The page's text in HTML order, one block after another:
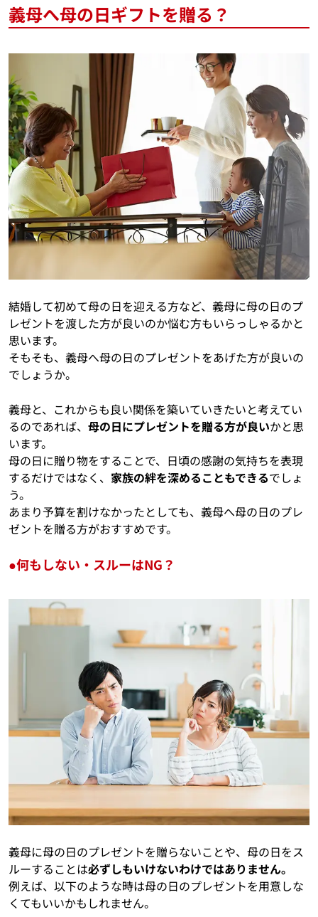
義母へ母の日ギフトを贈る？
結婚して初めて母の日を迎える方など、義母に母の日のプ
レゼントを渡した方が良いのか悩む方もいらっしゃるかと
思います。
そもそも、義母へ母の日のプレゼントをあげた方が良いの
でしょうか。
義母と、これからも良い関係を築いていきたいと考えてい
るのであれば、母の日にプレゼントを贈る方が良いかと思
います。
母の日に贈り物をすることで、日頃の感謝の気持ちを表現
するだけではなく、 家族の絆を深めることもできるでしょ
う。
あまり予算を割けなかったとしても、義母へ母の日のプレ
ゼントを贈る方がおすすめです。
●何もしない・スルーはNG？
義母に母の日のプレゼントを贈らないことや、母の日をス
ルーすることは必ずしもいけないわけではありません。
例えば、以下のような時は母の日のプレゼントを用意しな
くてもいいかもしれません。